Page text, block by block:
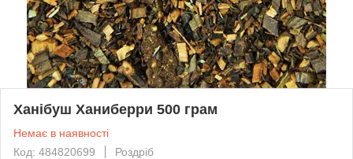
Ханібуш Ханиберри 500 грам
Немає в наявності
Код: 484820699
Роздріб